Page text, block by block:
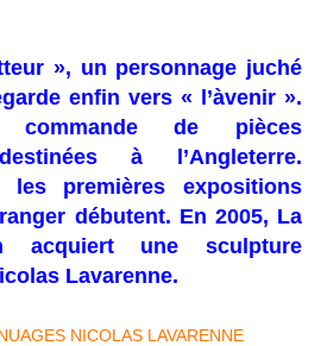
», un personnage juché
enfin vers « l’àvenir ».
commande de pièces
à l’Angleterre.
les premières expositions
débutent. En 2005, La
acquiert une sculpture
Lavarenne.